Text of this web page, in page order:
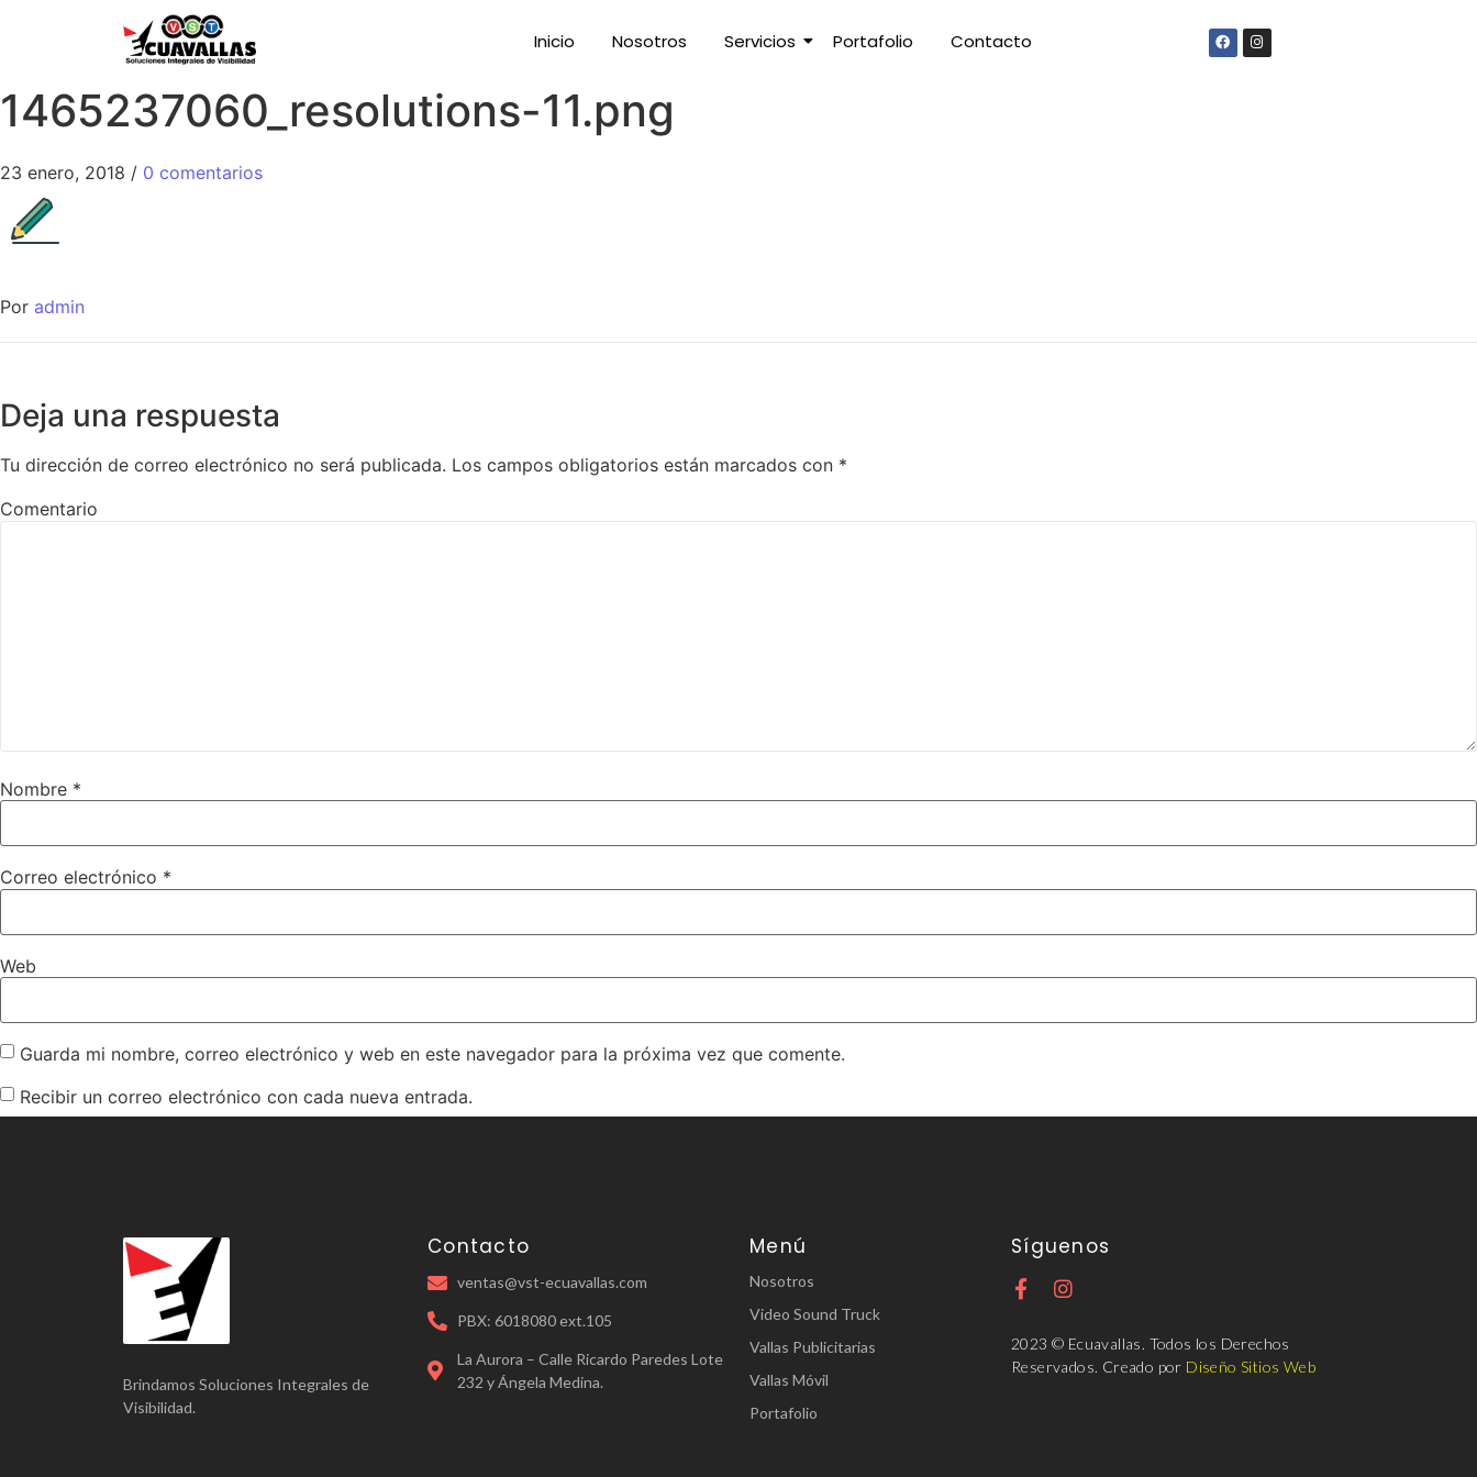
Inicio Nosotros Servicios Portafolio Contacto
1465237060_resolutions-11.png
23 enero, 2018 / 0 comentarios
Por admin
Deja una respuesta
Tu dirección de correo electrónico no será publicada. Los campos obligatorios están marcados con *
Comentario
Nombre *
Correo electrónico *
Web
Guarda mi nombre, correo electrónico y web en este navegador para la próxima vez que comente.
Recibir un correo electrónico con cada nueva entrada.
Brindamos Soluciones Integrales de
Visibilidad.
Contacto
ventas@vst-ecuavallas.com
PBX: 6018080 ext.105
La Aurora – Calle Ricardo Paredes Lote
232 y Ángela Medina.
Menú
Nosotros
Video Sound Truck
Vallas Publicitarias
Vallas Móvil
Portafolio
Síguenos
2023 © Ecuavallas. Todos los Derechos
Reservados. Creado por Diseño Sitios Web